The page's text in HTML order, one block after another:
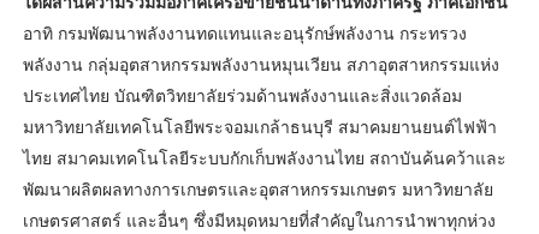
อาทิ กรมพัฒนาพลังงานทดแทนและอนุรักษ์พลังงาน กระทรวง
พลังงาน กลุ่มอุตสาหกรรมพลังงานหมุนเวียน สภาอุตสาหกรรมแห่ง
ประเทศไทย บัณฑิตวิทยาลัยร่วมด้านพลังงานและสิ่งแวดล้อม
มหาวิทยาลัยเทคโนโลยีพระจอมเกล้าธนบุรี สมาคมยานยนต์ไฟฟ้า
ไทย สมาคมเทคโนโลยีระบบกักเก็บพลังงานไทย สถาบันค้นคว้าและ
พัฒนาผลิตผลทางการเกษตรและอุตสาหกรรมเกษตร มหาวิทยาลัย
เกษตรศาสตร์ และอื่นๆ ซึ่งมีหมุดหมายที่สำคัญในการนำพาทุกห่วง